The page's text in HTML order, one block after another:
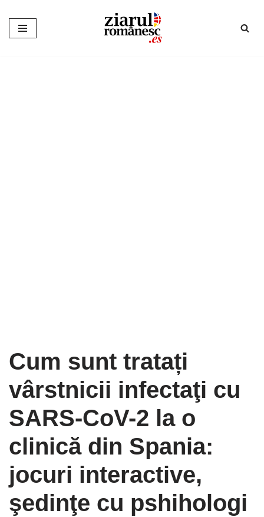
Sari
Cum sunt tratați
vârstnicii infectaţi cu
SARS-CoV-2 la o
clinică din Spania:
jocuri interactive,
şedinţe cu pshihologi